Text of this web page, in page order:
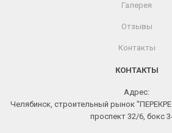
Галерея
Отзывы
Контакты
КОНТАКТЫ
Адрес:
Челябинск, строительный рынок
проспект 32/6, бокс